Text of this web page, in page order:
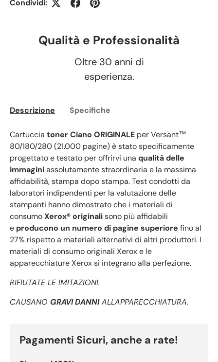
Condividi:
Qualità e Professionalità
Oltre 30 anni di
esperienza.
Descrizione Specifiche
Cartuccia toner Ciano ORIGINALE per Versant™
80/180/280 (21.000 pagine) è stato specificamente
progettato e testato per offrirvi una qualità delle
immaginiassolutamente straordinaria e la massima
affidabilità, stampa dopo stampa. Test condotti da
laboratori indipendenti per la valutazione delle
stampanti hanno dimostrato che i materiali di
consumoXerox® originalisono più affidabili
e producono un numero di pagine superiore fino al
27% rispetto a materiali alternativi di altri produttori. I
materiali di consumo originali Xerox e le
apparecchiature Xerox si integrano alla perfezione.
RIFIUTATE LE IMITAZIONI.
CAUSANO GRAVI DANNIALL'APPARECCHIATURA.
Pagamenti Sicuri, anche a rate!